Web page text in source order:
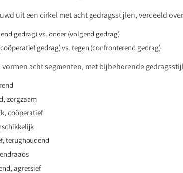
uit een cirkel met acht gedragsstijlen, verdeeld
gedrag) vs. onder (volgend gedrag)
gedrag) vs. tegen (confronterend gedrag)
vormen acht segmenten, met bijbehorende
zorgzaam
coöperatief
terughoudend
agressief